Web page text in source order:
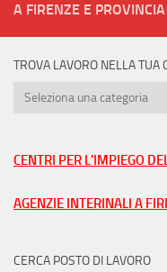
A FIRENZE E PROVINCIA
TROVA LAVORO NELLA TUA
Trova
tua
CENTRI PER L'IMPIEGO
AGENZIE INTERINALI A
CERCA POSTO DI LAVORO